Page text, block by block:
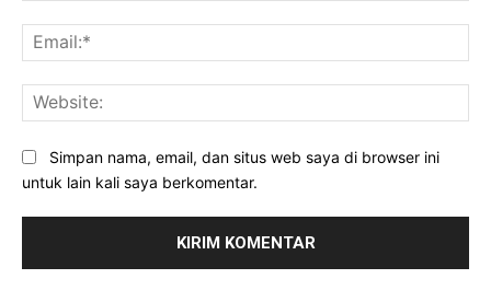
Simpan nama, email, dan situs web saya di browser ini
untuk lain kali saya berkomentar.